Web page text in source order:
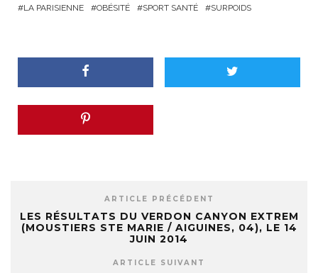
LA PARISIENNE OBÉSITÉ SPORT SANTÉ SURPOIDS
ARTICLE PRÉCÉDENT
LES RÉSULTATS DU VERDON CANYON EXTREM
(MOUSTIERS STE MARIE / AIGUINES, 04), LE 14
JUIN 2014
ARTICLE SUIVANT